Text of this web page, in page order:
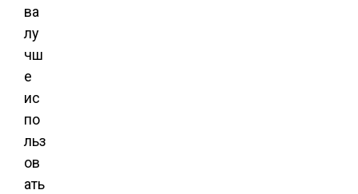
ва
лу
чш
е
ис
по
льз
ов
ать